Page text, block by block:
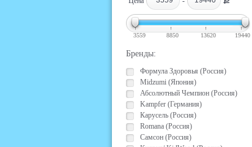
3559 8850 13620 19440
Бренды:
Формула Здоровья (Россия)
Midzumi (Япония)
Абсолютный Чемпион (Россия)
Kampfer (Германия)
Карусель (Россия)
Romana (Россия)
Самсон (Россия)